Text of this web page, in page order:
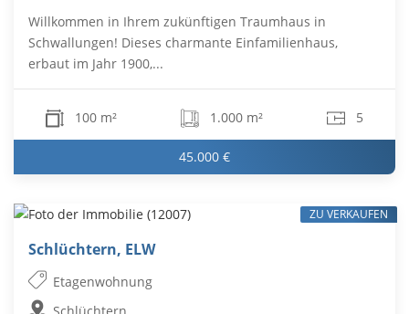
Willkommen in Ihrem zukünftigen Traumhaus in
Schwallungen! Dieses charmante Einfamilienhaus,
erbaut im Jahr 1900,...
100 m² 1.000 m² 5
45.000 €
Schlüchtern, ELW
Etagenwohnung
ZU VERKAUFEN